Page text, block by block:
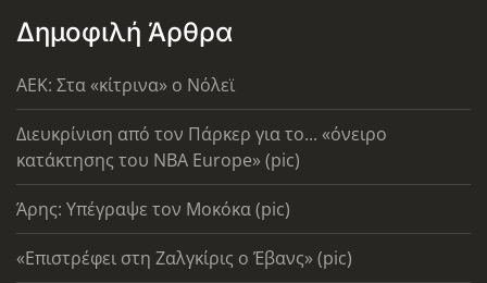
Δημοφιλή Άρθρα
AEK: Στα «κίτρινα» ο Νόλεϊ
Διευκρίνιση από τον Πάρκερ για το... «όνειρο
κατάκτησης του ΝΒΑ Europe» (pic)
Άρης: Υπέγραψε τον Μοκόκα (pic)
«Επιστρέφει στη Ζαλγκίρις ο Έβανς» (pic)